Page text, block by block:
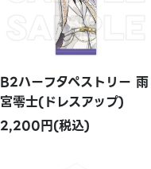
B2ハーフタペストリー 雨
宮零士(ドレスアップ)
2,200円(税込)